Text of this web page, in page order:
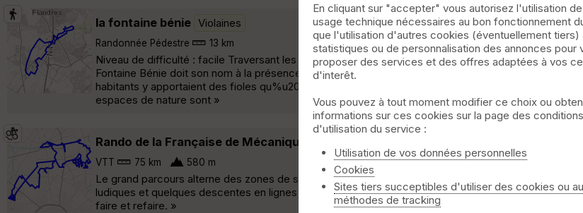
la fontaine bénie Violaines
Randonnée Pédestre 13 km
Niveau de difficulté : facile Traversant les communes de Bénifontaine, Hulluch, Wingles, Douvrin et
Fontaine Bénie doit son nom à la présence ancienne d%u2019une source qui possédait des vertus
habitants y apportaient des fioles qu%u2019ils remplissaient d%u2019eau car elle permettait de
espaces de nature sont »
Rando de la Française de Mécanique 17/09/2017
VTT 75 km 580 m
Le grand parcours alterne des zones de singles bien techniques, des terrils avec de belles
ludiques et quelques descentes en lignes droites impressionnantes. Pas mal de zones roulantes
faire et refaire. »
En cliquant sur "accepter" vous autorisez l'utilisation
usage technique nécessaires au bon fonctionnement
que l'utilisation d'autres cookies (éventuellement tiers)
statistiques ou de personnalisation des annonces pour
proposer des services et des offres adaptées à vos
d'interêt.
Vous pouvez à tout moment modifier ce choix ou
informations sur ces cookies sur la page des
d'utilisation du service :
Utilisation de vos données personnelles
Cookies
Sites tiers succeptibles d'utiliser des cookies ou
méthodes de tracking